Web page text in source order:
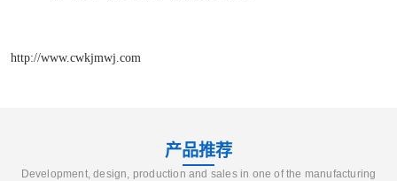
http://www.cwkjmwj.com
产品推荐
Development, design, production and sales in one of the manufacturing